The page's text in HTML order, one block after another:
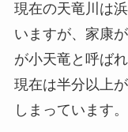
現在の天竜川は
いますが、家康
が小天竜と呼ば
現在は半分以上
しまっています。